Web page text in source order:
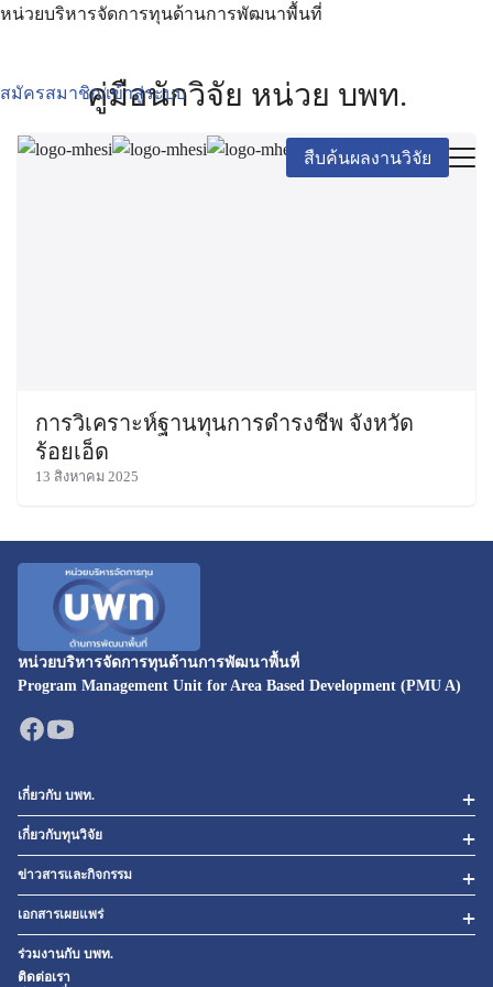
หน่วยบริหารจัดการทุนด้านการพัฒนาพื้นที่
สมัครสมาชิก/เข้าสู่ระบบ
สืบค้นผลงานวิจัย
คู่มือนักวิจัย หน่วย บพท.
การวิเคราะห์ฐานทุนการดำรงชีพ จังหวัด
ร้อยเอ็ด
13 สิงหาคม 2025
หน่วยบริหารจัดการทุนด้านการพัฒนาพื้นที่
Program Management Unit for Area Based Development (PMU A)
เกี่ยวกับ บพท.
เกี่ยวกับทุนวิจัย
ข่าวสารและกิจกรรม
เอกสารเผยแพร่
ร่วมงานกับ บพท.
ติดต่อเรา